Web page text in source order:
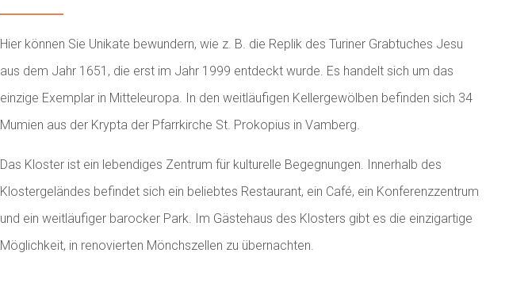
Hier können Sie Unikate bewundern, wie z. B. die Replik des Turiner Grabtuches Jesu
aus dem Jahr 1651, die erst im Jahr 1999 entdeckt wurde. Es handelt sich um das
einzige Exemplar in Mitteleuropa. In den weitläufigen Kellergewölben befinden sich 34
Mumien aus der Krypta der Pfarrkirche St. Prokopius in Vamberg.
Das Kloster ist ein lebendiges Zentrum für kulturelle Begegnungen. Innerhalb des
Klostergeländes befindet sich ein beliebtes Restaurant, ein Café, ein Konferenzzentrum
und ein weitläufiger barocker Park. Im Gästehaus des Klosters gibt es die einzigartige
Möglichkeit, in renovierten Mönchszellen zu übernachten.